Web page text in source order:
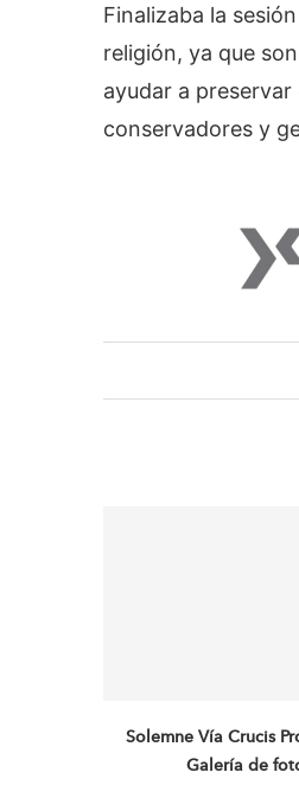
Finalizaba la
religión, ya que
ayudar a
conservadores y
Solemne Vía Crucis
Galería de